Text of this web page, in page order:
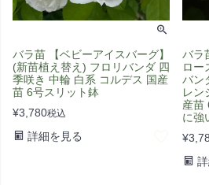
バラ苗 【ベビーアイスバーグ】
(新苗植え替え) フロリバンダ 四
季咲き 中輪 白系 コルデス 国産
苗 6号スリット鉢
¥3,780税込
詳細を見る
バラ
ロー
バン
レン
産苗
に強
¥